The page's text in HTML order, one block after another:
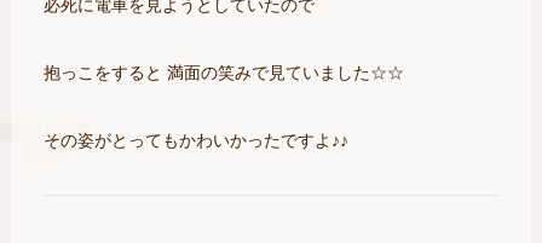
必死に電車を見ようとしていたので
抱っこをすると 満面の笑みで見ていました☆☆
その姿がとってもかわいかったですよ♪♪